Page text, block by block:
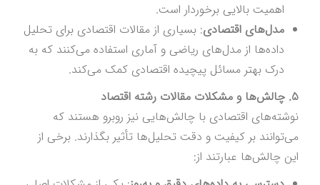
اهمیت بالایی برخوردار است.
مدل‌های اقتصادی: بسیاری از مقالات اقتصادی برای تحلیل
داده‌ها از مدل‌های ریاضی و آماری استفاده می‌کنند که به
درک بهتر مسائل پیچیده اقتصادی کمک می‌کند.
5. چالش‌ها و مشکلات مقالات رشته اقتصاد
نوشته‌های اقتصادی با چالش‌هایی نیز روبرو هستند که
می‌توانند بر کیفیت و دقت تحلیل‌ها تأثیر بگذارند. برخی از
این چالش‌ها عبارتند از: